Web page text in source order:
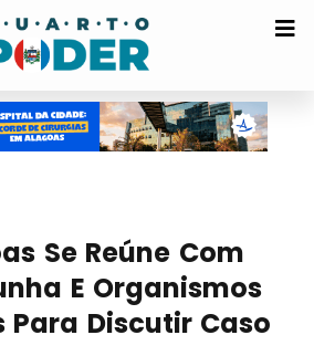
Se Reúne Com
E Organismos
Discutir Caso